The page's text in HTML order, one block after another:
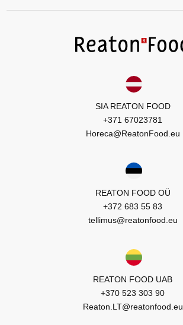
SIA REATON FOOD
+371 67023781
Horeca@ReatonFood.eu
REATON FOOD OÜ
+372 683 55 83
tellimus@reatonfood.eu
REATON FOOD UAB
+370 523 303 90
Reaton.LT@reatonfood.eu